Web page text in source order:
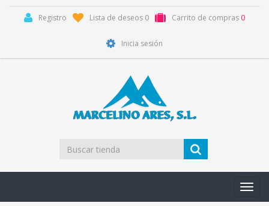
Registro Lista de deseos 0 Carrito de compras 0
Inicia sesión